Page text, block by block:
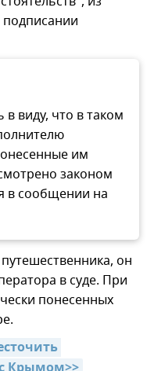
виду, что в таком
им
законом
в сообщении на
он
в суде. При
понесенных